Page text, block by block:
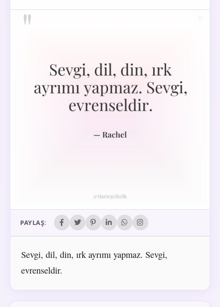
PAYLAŞ:
Sevgi, dil, din, ırk ayrımı yapmaz. Sevgi,
evrenseldir.